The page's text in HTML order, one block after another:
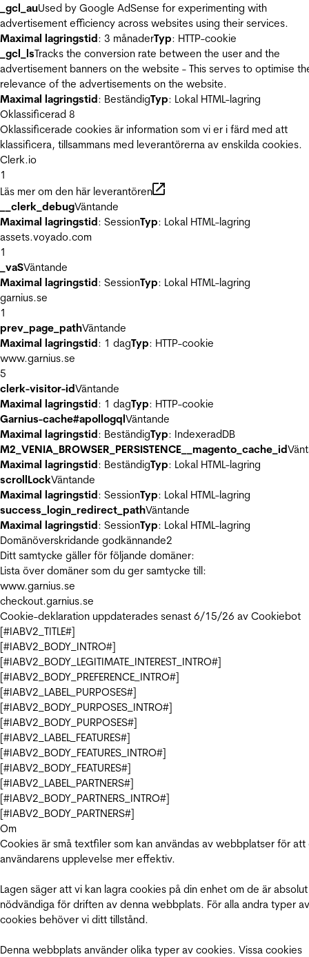
_gcl_auUsed by Google AdSense for experimenting with
advertisement efficiency across websites using their services.
Maximal lagringstid: 3 månaderTyp: HTTP-cookie
_gcl_lsTracks the conversion rate between the user and the
advertisement banners on the website - This serves to optimise
relevance of the advertisements on the website.
Maximal lagringstid: BeständigTyp: Lokal HTML-lagring
Oklassificerad 8
Oklassificerade cookies är information som vi er i färd med att
klassificera, tillsammans med leverantörerna av enskilda cookies.
Clerk.io
1
Läs mer om den här leverantören
__clerk_debugVäntande
Maximal lagringstid: SessionTyp: Lokal HTML-lagring
assets.voyado.com
1
_vaSVäntande
Maximal lagringstid: SessionTyp: Lokal HTML-lagring
garnius.se
1
prev_page_pathVäntande
Maximal lagringstid: 1 dagTyp: HTTP-cookie
www.garnius.se
5
clerk-visitor-idVäntande
Maximal lagringstid: 1 dagTyp: HTTP-cookie
Garnius-cache#apollogqlVäntande
Maximal lagringstid: BeständigTyp: IndexeradDB
M2_VENIA_BROWSER_PERSISTENCE__magento_cache_id
Maximal lagringstid: BeständigTyp: Lokal HTML-lagring
scrollLockVäntande
Maximal lagringstid: SessionTyp: Lokal HTML-lagring
success_login_redirect_pathVäntande
Maximal lagringstid: SessionTyp: Lokal HTML-lagring
Domänöverskridande godkännande2
Ditt samtycke gäller för följande domäner:
Lista över domäner som du ger samtycke till:
www.garnius.se
checkout.garnius.se
Cookie-deklaration uppdaterades senast 6/15/26 av Cookiebot
[#IABV2_TITLE#]
[#IABV2_BODY_INTRO#]
[#IABV2_BODY_LEGITIMATE_INTEREST_INTRO#]
[#IABV2_BODY_PREFERENCE_INTRO#]
[#IABV2_LABEL_PURPOSES#]
[#IABV2_BODY_PURPOSES_INTRO#]
[#IABV2_BODY_PURPOSES#]
[#IABV2_LABEL_FEATURES#]
[#IABV2_BODY_FEATURES_INTRO#]
[#IABV2_BODY_FEATURES#]
[#IABV2_LABEL_PARTNERS#]
[#IABV2_BODY_PARTNERS_INTRO#]
[#IABV2_BODY_PARTNERS#]
Om
Cookies är små textfiler som kan användas av webbplatser för att
användarens upplevelse mer effektiv.
Lagen säger att vi kan lagra cookies på din enhet om de är absolut
nödvändiga för driften av denna webbplats. För alla andra typer av
cookies behöver vi ditt tillstånd.
Denna webbplats använder olika typer av cookies. Vissa cookies